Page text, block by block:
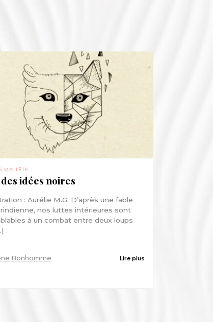
MA TÊTE
des idées noires
: Aurélie M.G. D’après une fable
nos luttes intérieures sont
à un combat entre deux loups
Bonhomme Lire plus